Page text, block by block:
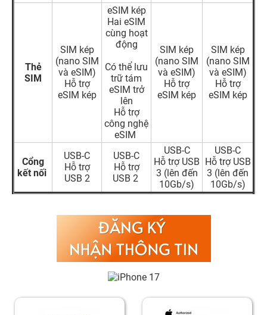
Thẻ
SIM
SIM kép
(nano SIM
và eSIM)
Hỗ trợ
eSIM kép
eSIM kép
Hai eSIM
cùng hoạt
động
Có thể lưu
trữ tám
eSIM trở
lên
Hỗ trợ
công nghệ
eSIM
SIM kép
(nano SIM
và eSIM)
Hỗ trợ
eSIM kép
SIM kép
(nano SIM
và eSIM)
Hỗ trợ
eSIM kép
Cổng
kết nối
USB‑C
Hỗ trợ
USB 2
USB‑C
Hỗ trợ
USB 2
USB-C
Hỗ trợ USB
3 (lên đến
10Gb/s)
USB-C
Hỗ trợ USB
3 (lên đến
10Gb/s)